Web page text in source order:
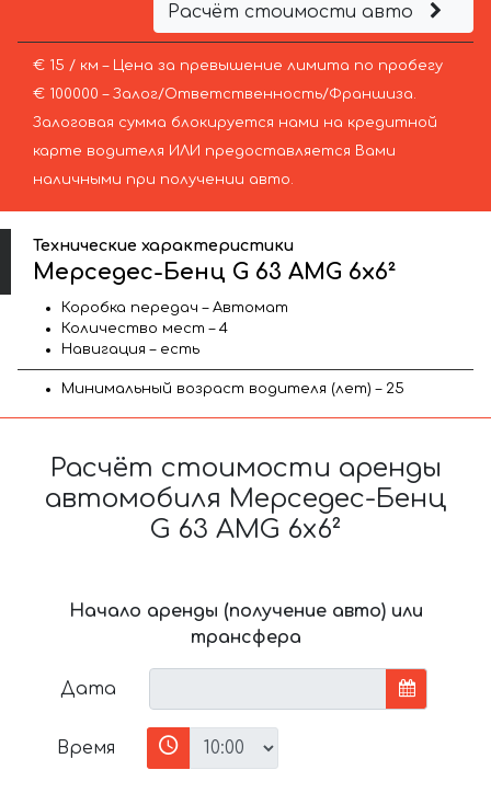
Расчёт стоимости авто
€ 15 / км – Цена за превышение лимита по пробегу
€ 100000 – Залог/Ответственность/Франшиза.
Залоговая сумма блокируется нами на кредитной
карте водителя ИЛИ предоставляется Вами
наличными при получении авто.
Технические характеристики
Мерседес-Бенц G 63 AMG 6x6²
Коробка передач – Автомат
Количество мест – 4
Навигация – есть
Минимальный возраст водителя (лет) – 25
Расчёт стоимости аренды
автомобиля Мерседес-Бенц
G 63 AMG 6x6²
Начало аренды (получение авто) или
трансфера
Дата
Время